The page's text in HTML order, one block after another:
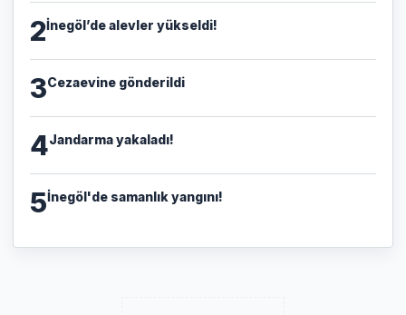
2İnegöl’de alevler yükseldi!
3Cezaevine gönderildi
4Jandarma yakaladı!
5İnegöl'de samanlık yangını!